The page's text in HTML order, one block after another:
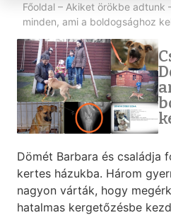
Főoldal – Akiket örökbe adtunk
minden, ami a boldogsághoz
Dömét Barbara és családja
kertes házukba. Három
nagyon várták, hogy
hatalmas kergetőzésbe